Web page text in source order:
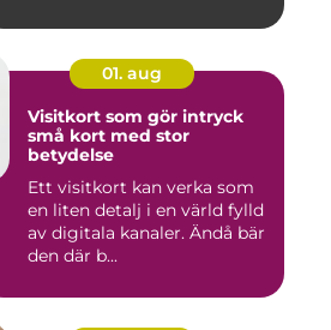
01. aug
Visitkort som gör intryck
små kort med stor
betydelse
Ett visitkort kan verka som
en liten detalj i en värld fylld
av digitala kanaler. Ändå bär
den där b...